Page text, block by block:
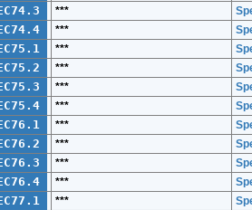
***
***
***
***
***
***
***
***
***
***
***